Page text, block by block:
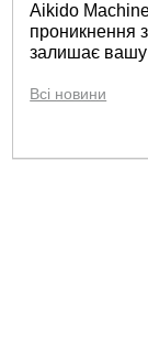
Aikido
проникнення
залишає
Всі новини